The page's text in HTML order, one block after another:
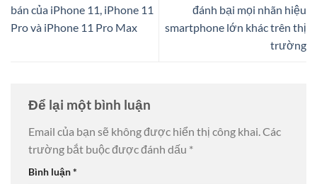
bán của iPhone 11, iPhone 11
Pro và iPhone 11 Pro Max
đánh bại mọi nhãn hiệu
smartphone lớn khác trên thị
trường
Để lại một bình luận
Email của bạn sẽ không được hiển thị công khai.Các
trường bắt buộc được đánh dấu *
Bình luận*